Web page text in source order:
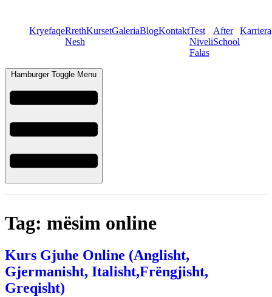
KryefaqeRreth
Nesh
KursetGaleriaBlogKontaktTest
Niveli
Falas
After
School
Karriera
Hamburger Toggle Menu
Tag: mësim online
Kurs Gjuhe Online (Anglisht,
Gjermanisht, Italisht,Frëngjisht,
Greqisht)